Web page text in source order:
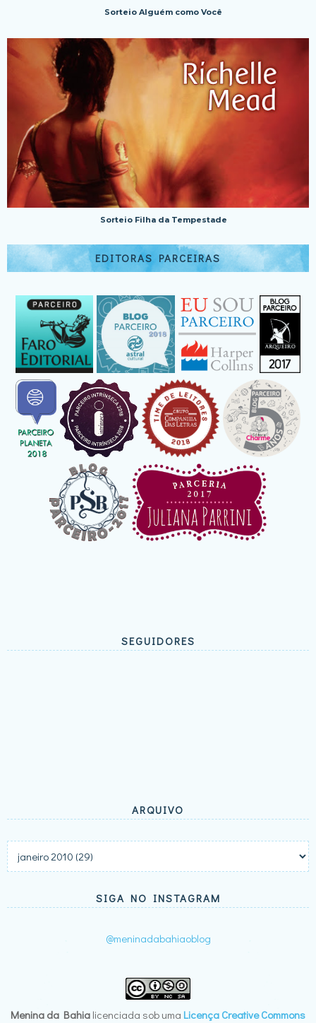
Sorteio Alguém como Você
Sorteio Filha da Tempestade
EDITORAS PARCEIRAS
SEGUIDORES
ARQUIVO
SIGA NO INSTAGRAM
@meninadabahiaoblog
Menina da Bahia licenciada sob uma Licença Creative Commons